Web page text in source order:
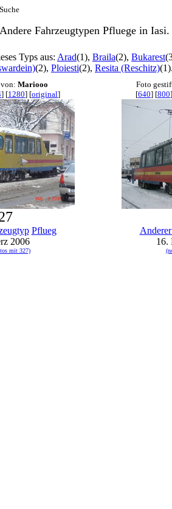
Andere Fahrzeugtypen Pfluege in Iasi.
Typs aus: Arad(1), Braila(2), Bukarest
(2), Ploiesti(2), Resita (Reschitz)
Mariooo
] [1280] [original]
Pflueg
2006
mit 327)
Foto
[640] [800
16.